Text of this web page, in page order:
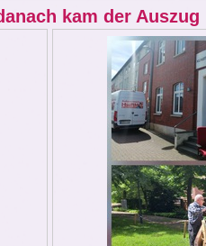
kam der Auszug